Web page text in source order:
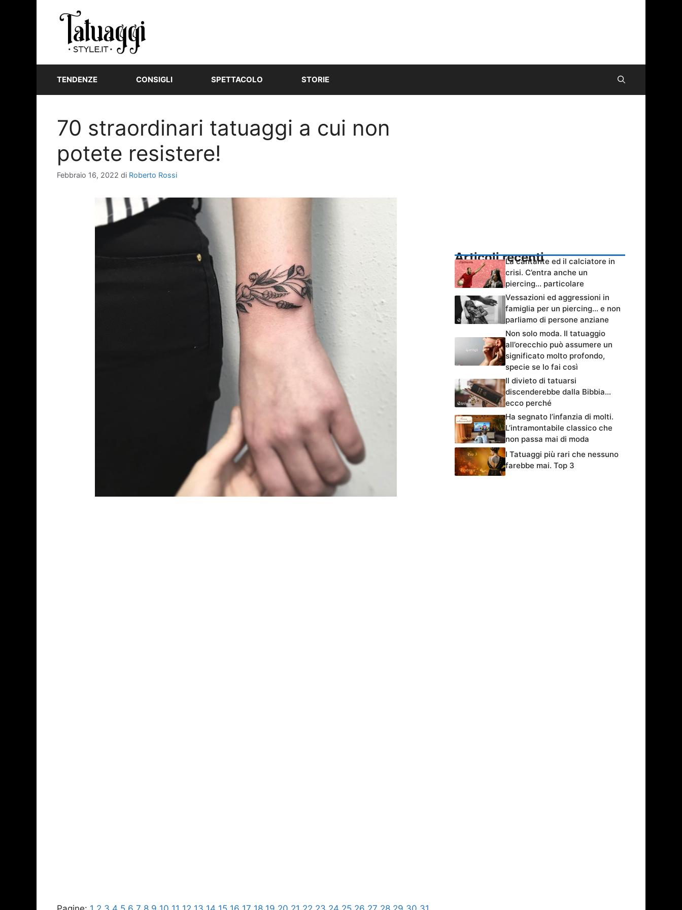
TENDENZE CONSIGLI SPETTACOLO STORIE
70 straordinari tatuaggi a cui non
potete resistere!
Febbraio 16, 2022 di Roberto Rossi
Articoli recentiLa cantante ed il calciatore in
crisi. C’entra anche un
piercing… particolare
Vessazioni ed aggressioni in
famiglia per un piercing… e non
parliamo di persone anziane
Non solo moda. Il tatuaggio
all’orecchio può assumere un
significato molto profondo,
specie se lo fai così
Il divieto di tatuarsi
discenderebbe dalla Bibbia…
ecco perché
Ha segnato l’infanzia di molti.
L’intramontabile classico che
non passa mai di moda
I Tatuaggi più rari che nessuno
farebbe mai. Top 3